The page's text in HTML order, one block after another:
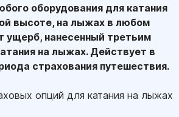
оборудования для катания
высоте, на лыжах в любом
ущерб, нанесенный третьим
на лыжах. Действует в
страхования путешествия.
опций для катания на лыжах